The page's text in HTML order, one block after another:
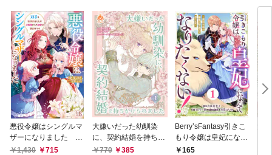
悪役令嬢はシングルマ
ザーになりました 双
子を引き取りましたが
1,430 715
大嫌いだった幼馴染
に、契約結婚を持ちか
けられました【合本
770 385
Berry’sFantasy引きこ
もり令嬢は皇妃になん
てなりたくない！～強
165